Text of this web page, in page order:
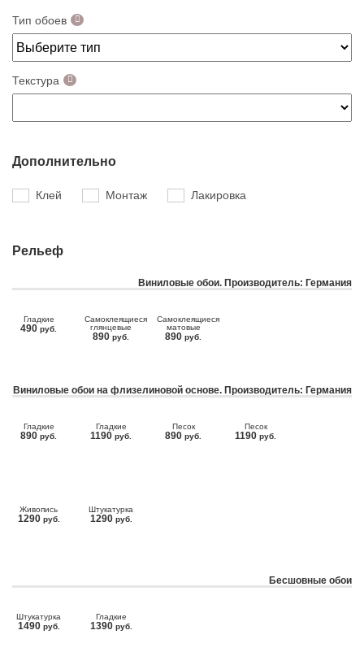
Тип обоев
Текстура
Дополнительно
Клей Монтаж Лакировка
Рельеф
Виниловые обои. Производитель: Германия
Гладкие
490 руб.
Самоклеящиеся
глянцевые
890 руб.
Самоклеящиеся
матовые
890 руб.
Виниловые обои на флизелиновой основе. Производитель: Германия
Гладкие
890 руб.
Гладкие
1190 руб.
Песок
890 руб.
Песок
1190 руб.
Живопись
1290 руб.
Штукатурка
1290 руб.
Бесшовные обои
Штукатурка
1490 руб.
Гладкие
1390 руб.